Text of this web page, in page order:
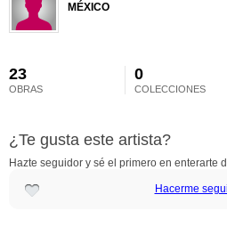
MÉXICO
23
OBRAS
0
COLECCIONES
¿Te gusta este artista?
Hazte seguidor y sé el primero en enterarte
Hacerme